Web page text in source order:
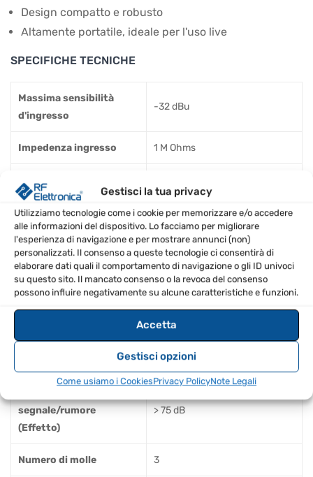
Gestisci la tua privacy
Utilizziamo tecnologie come i cookie per memorizzare e/o accedere
alle informazioni del dispositivo. Lo facciamo per migliorare
l'esperienza di navigazione e per mostrare annunci (non)
personalizzati. Il consenso a queste tecnologie ci consentirà di
elaborare dati quali il comportamento di navigazione o gli ID univoci
su questo sito. Il mancato consenso o la revoca del consenso
possono influire negativamente su alcune caratteristiche e funzioni.
Accetta
Gestisci opzioni
Come usiamo i CookiesPrivacy PolicyNote Legali
Design compatto e robusto
Altamente portatile, ideale per l'uso live
SPECIFICHE TECNICHE
Massima sensibilità
d'ingresso
-32 dBu
Impedenza ingresso 1 M Ohms
Max. livello di uscita
Impedenza uscita 600 Ohm
Gate e tensione CRASH
minima
+ 4 V
Tensione CV esterna ± 10 V
segnale/rumore
> 80 dB
segnale/rumore
(Effetto)
> 75 dB
Numero di molle 3